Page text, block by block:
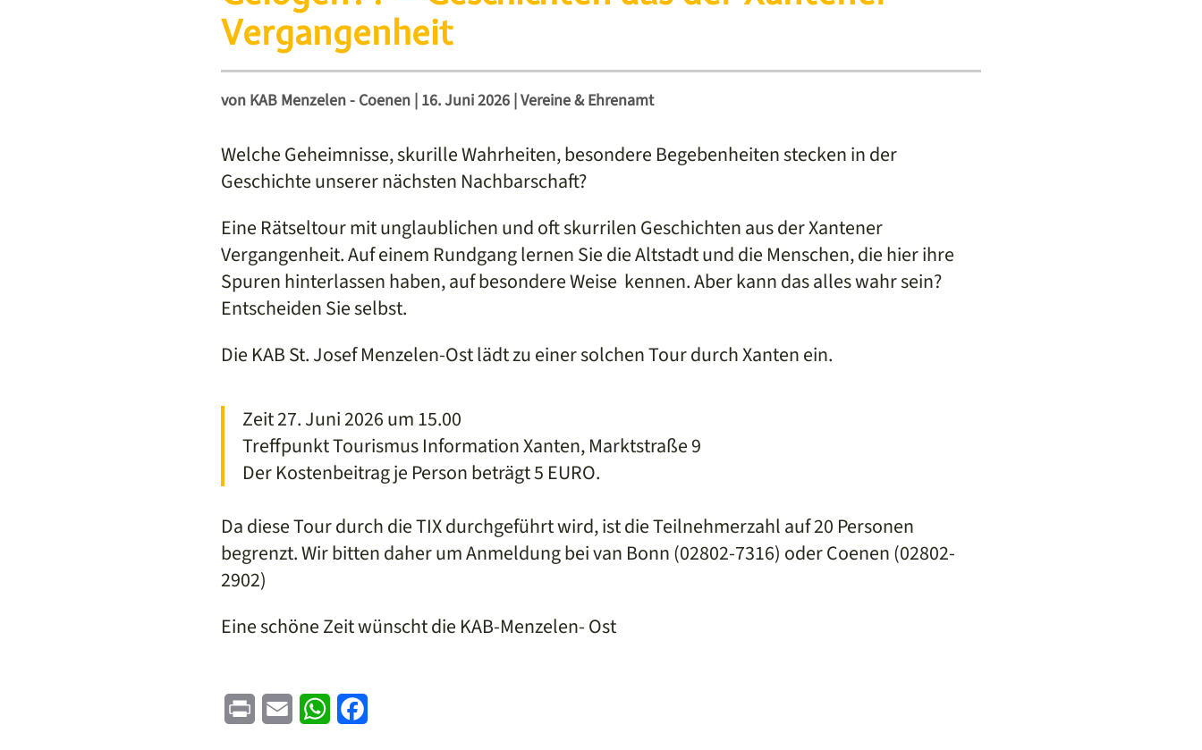
Vergangenheit
von KAB Menzelen - Coenen | 16. Juni 2026 |Vereine & Ehrenamt
Welche Geheimnisse, skurille Wahrheiten, besondere Begebenheiten stecken in der
Geschichte unserer nächsten Nachbarschaft?
Eine Rätseltour mit unglaublichen und oft skurrilen Geschichten aus der Xantener
Vergangenheit. Auf einem Rundgang lernen Sie die Altstadt und die Menschen, die hier ihre
Spuren hinterlassen haben, auf besondere Weise kennen. Aber kann das alles wahr sein?
Entscheiden Sie selbst.
Die KAB St. Josef Menzelen-Ost lädt zu einer solchen Tour durch Xanten ein.
Zeit 27. Juni 2026 um 15.00
Treffpunkt Tourismus Information Xanten, Marktstraße 9
Der Kostenbeitrag je Person beträgt 5 EURO.
Da diese Tour durch die TIX durchgeführt wird, ist die Teilnehmerzahl auf 20 Personen
begrenzt. Wir bitten daher um Anmeldung bei van Bonn (02802-7316) oder Coenen (02802-
2902)
Eine schöne Zeit wünscht die KAB-Menzelen- Ost
Print Email WhatsApp